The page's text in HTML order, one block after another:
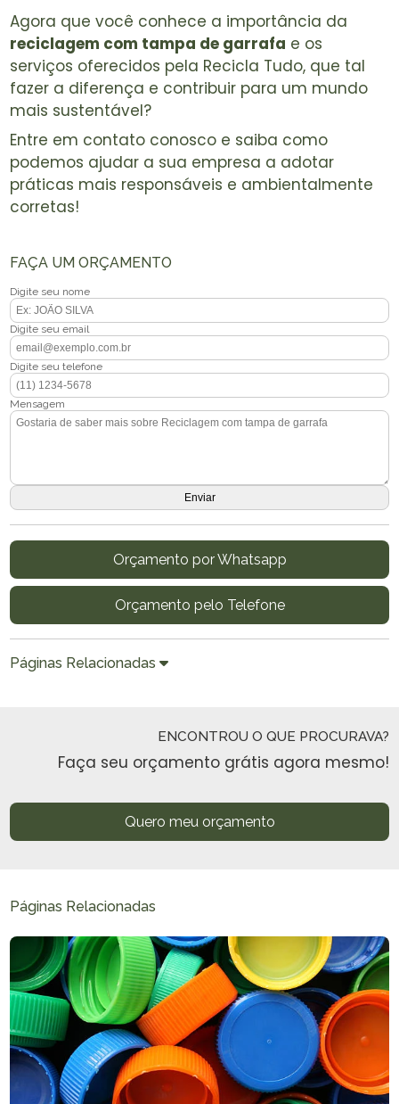
Agora que você conhece a importância da
reciclagem com tampa de garrafa e os
serviços oferecidos pela Recicla Tudo, que tal
fazer a diferença e contribuir para um mundo
mais sustentável?
Entre em contato conosco e saiba como
podemos ajudar a sua empresa a adotar
práticas mais responsáveis e ambientalmente
corretas!
FAÇA UM ORÇAMENTO
Digite seu nome
Digite seu email
Digite seu telefone
Mensagem
Orçamento por Whatsapp
Orçamento pelo Telefone
Páginas Relacionadas
ENCONTROU O QUE PROCURAVA?
Faça seu orçamento grátis agora mesmo!
Quero meu orçamento
Páginas Relacionadas